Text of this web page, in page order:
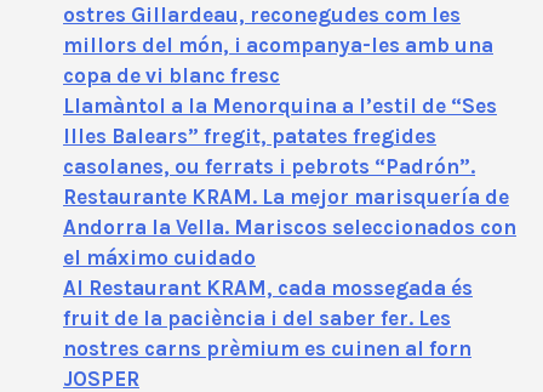
ostres Gillardeau, reconegudes com les
millors del món, i acompanya-les amb una
copa de vi blanc fresc
Llamàntol a la Menorquina a l’estil de “Ses
Illes Balears” fregit, patates fregides
casolanes, ou ferrats i pebrots “Padrón”.
Restaurante KRAM. La mejor marisquería de
Andorra la Vella. Mariscos seleccionados con
el máximo cuidado
Al Restaurant KRAM, cada mossegada és
fruit de la paciència i del saber fer. Les
nostres carns prèmium es cuinen al forn
JOSPER